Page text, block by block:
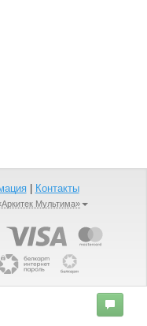
| Контакты
Мультима»